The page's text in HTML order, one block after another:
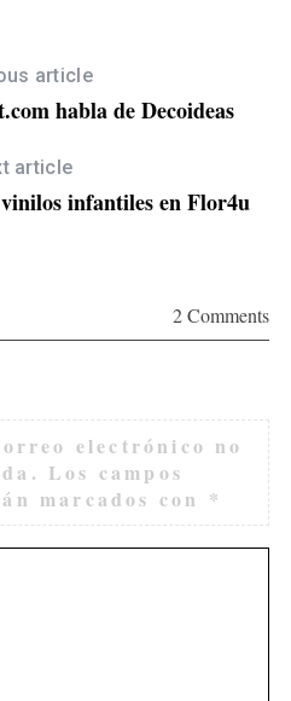
article
habla de Decoideas
article
vinilos infantiles en Flor4u
2 Comments
electrónico no
Los campos
marcados con *